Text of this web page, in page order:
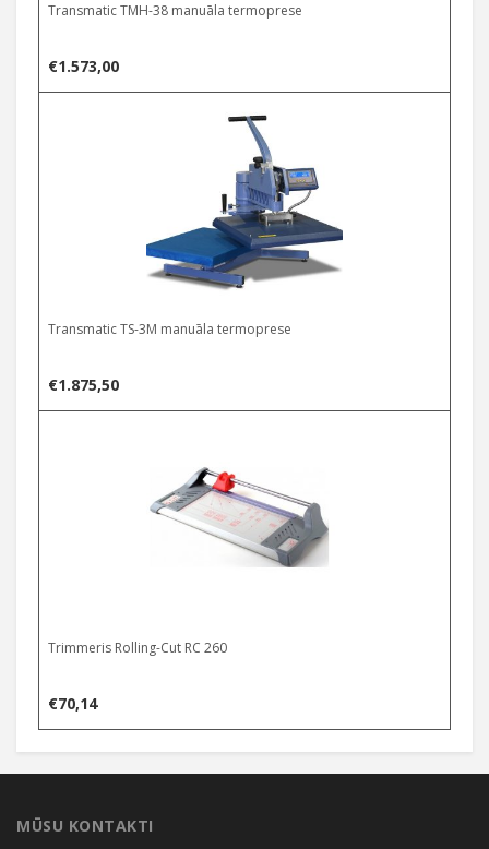
Transmatic TMH-38 manuāla termoprese
€1.573,00
Transmatic TS-3M manuāla termoprese
€1.875,50
Trimmeris Rolling-Cut RC 260
€70,14
MŪSU KONTAKTI